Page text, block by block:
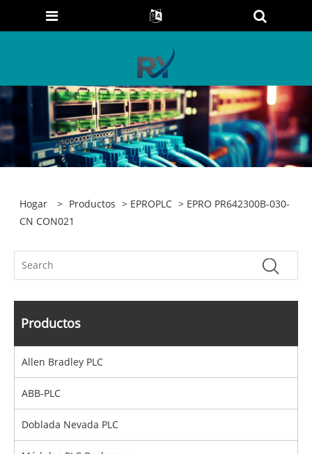
Hogar > Productos > EPROPLC > EPRO PR642300B-030-
CN CON021
Productos
Allen Bradley PLC
ABB-PLC
Doblada Nevada PLC